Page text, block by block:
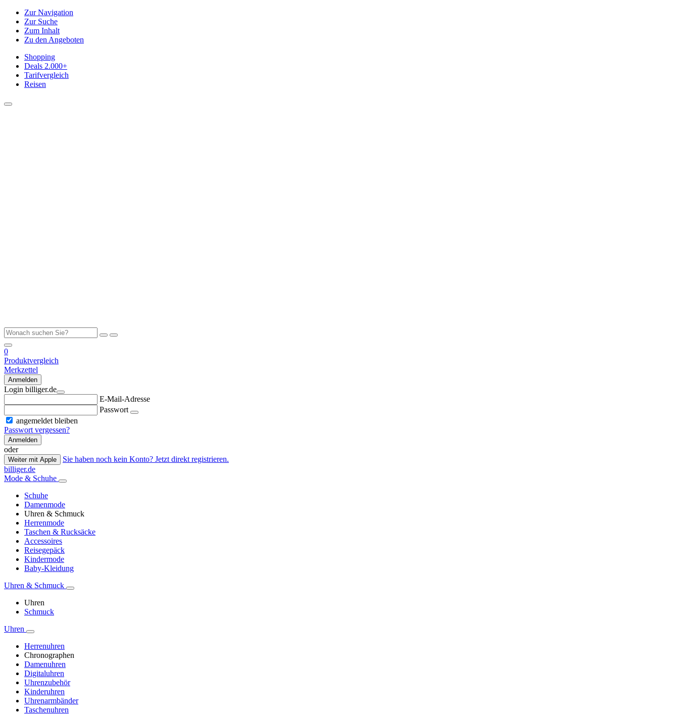
Zur Navigation
Zur Suche
Zum Inhalt
Zu den Angeboten
Shopping
Deals 2.000+
Tarifvergleich
Reisen
0
Produktvergleich
Merkzettel
Anmelden
Login billiger.de
E-Mail-Adresse
Passwort
angemeldet bleiben
Passwort vergessen?
Anmelden
oder
Weiter mit Apple
Sie haben noch kein Konto? Jetzt direkt registrieren.
billiger.de
Mode & Schuhe
Schuhe
Damenmode
Uhren & Schmuck
Herrenmode
Taschen & Rucksäcke
Accessoires
Reisegepäck
Kindermode
Baby-Kleidung
Uhren & Schmuck
Uhren
Schmuck
Uhren
Herrenuhren
Chronographen
Damenuhren
Digitaluhren
Uhrenzubehör
Kinderuhren
Uhrenarmbänder
Taschenuhren